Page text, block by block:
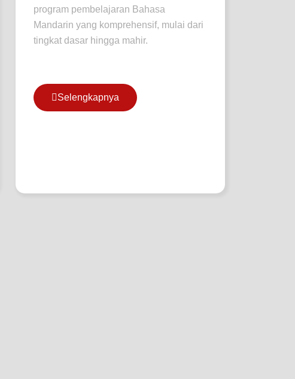
program pembelajaran Bahasa
Mandarin yang komprehensif, mulai dari
tingkat dasar hingga mahir.
Selengkapnya